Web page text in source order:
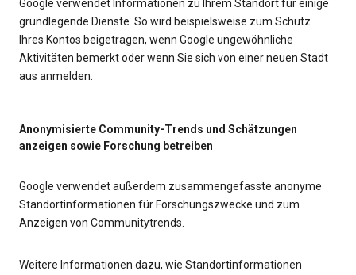
Google verwendet Informationen zu Ihrem Standort für einige
grundlegende Dienste. So wird beispielsweise zum Schutz
Ihres Kontos beigetragen, wenn Google ungewöhnliche
Aktivitäten bemerkt oder wenn Sie sich von einer neuen Stadt
aus anmelden.
Anonymisierte Community-Trends und Schätzungen
anzeigen sowie Forschung betreiben
Google verwendet außerdem zusammengefasste anonyme
Standortinformationen für Forschungszwecke und zum
Anzeigen von Communitytrends.
Weitere Informationen dazu, wie Standortinformationen